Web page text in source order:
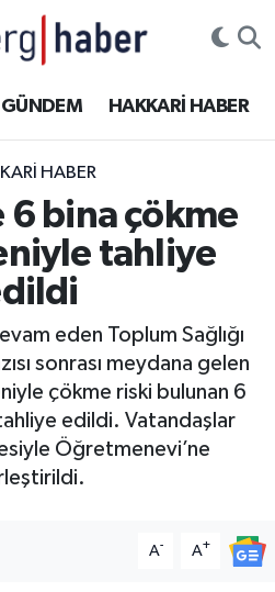
GÜNDEM HAKKARİ HABER
HABER
6 bina çökme
tahliye
eden Toplum Sağlığı
sonrası meydana gelen
çökme riski bulunan 6
edildi. Vatandaşlar
Öğretmenevi’ne
A- A+
Haritası
ve Fikstür